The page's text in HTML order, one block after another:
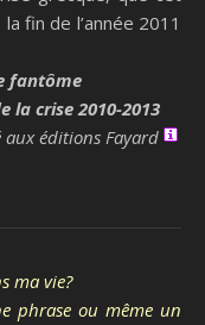
fin de l’année 2011
fantôme
la crise 2010-2013
aux éditions Fayard
ma vie?
phrase ou même un